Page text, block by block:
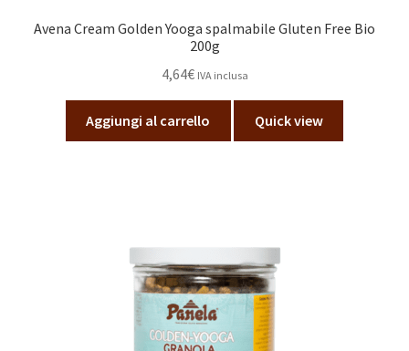
Avena Cream Golden Yooga spalmabile Gluten Free Bio
200g
4,64€ IVA inclusa
Aggiungi al carrello Quick view